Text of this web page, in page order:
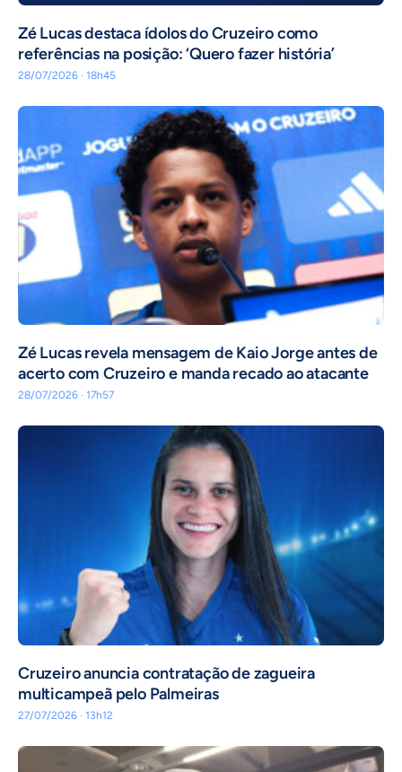
Zé Lucas destaca ídolos do Cruzeiro como
referências na posição: ‘Quero fazer história’
28/07/2026 · 18h45
Zé Lucas revela mensagem de Kaio Jorge antes de
acerto com Cruzeiro e manda recado ao atacante
28/07/2026 · 17h57
Cruzeiro anuncia contratação de zagueira
multicampeã pelo Palmeiras
27/07/2026 · 13h12